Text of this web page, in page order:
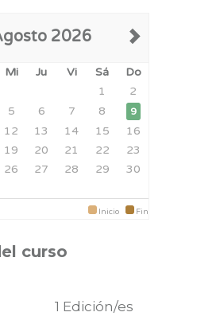
2026
Mi Ju Vi Sá
Do
1
2
5 6 7 8 9
12 13 14 15
16
19 20 21 22
23
26 27 28 29
30
Inicio Fin
curso
1 Edición/es